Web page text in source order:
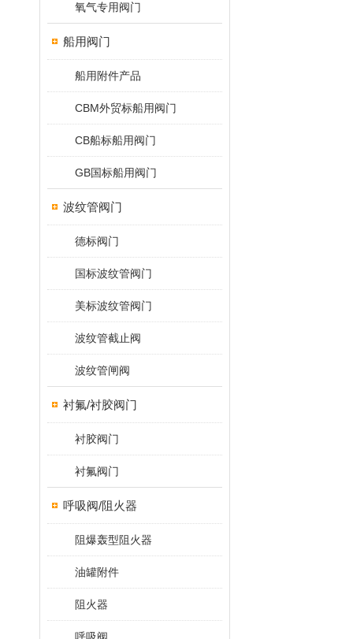
氧气专用阀门
船用阀门
船用附件产品
CBM外贸标船用阀门
CB船标船用阀门
GB国标船用阀门
波纹管阀门
德标阀门
国标波纹管阀门
美标波纹管阀门
波纹管截止阀
波纹管闸阀
衬氟/衬胶阀门
衬胶阀门
衬氟阀门
呼吸阀/阻火器
阻爆轰型阻火器
油罐附件
阻火器